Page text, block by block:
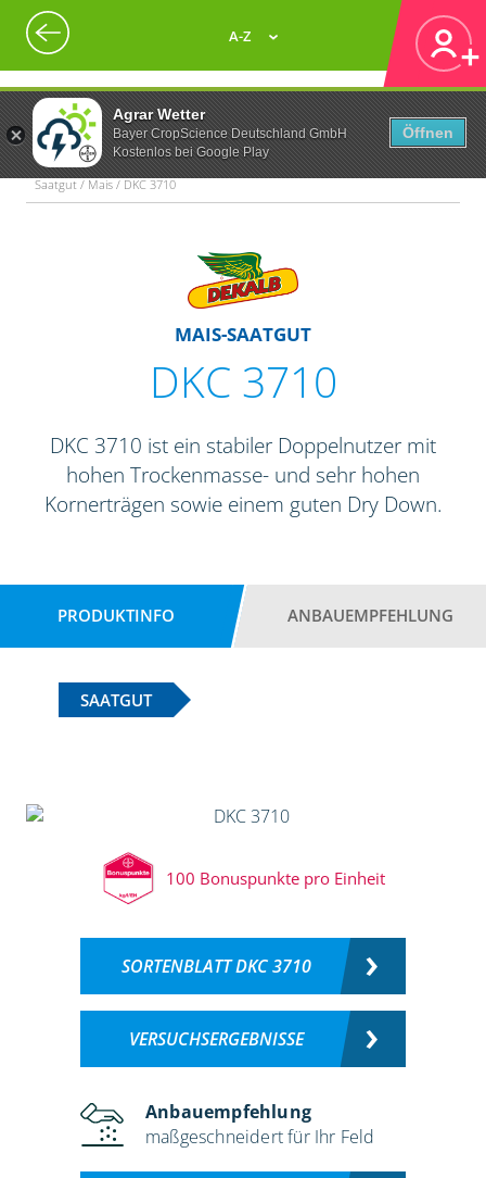
Agrar Wetter
Bayer CropScience Deutschland GmbH
Kostenlos bei Google Play
Öffnen
A-Z
Saatgut / Mais / DKC 3710
MAIS-SAATGUT
DKC 3710
DKC 3710 ist ein stabiler Doppelnutzer mit
hohen Trockenmasse- und sehr hohen
Kornerträgen sowie einem guten Dry Down.
PRODUKTINFO ANBAUEMPFEHLUNG
SAATGUT
100 Bonuspunkte pro Einheit
SORTENBLATT DKC 3710
VERSUCHSERGEBNISSE
Anbauempfehlung
maßgeschneidert für Ihr Feld